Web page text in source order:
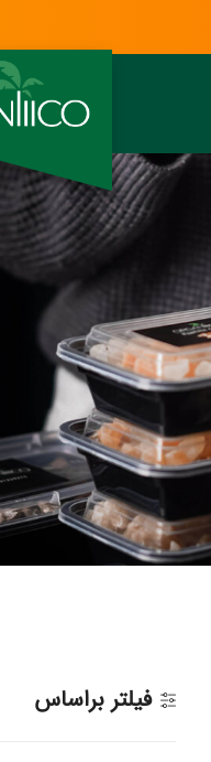
فیلتر براساس